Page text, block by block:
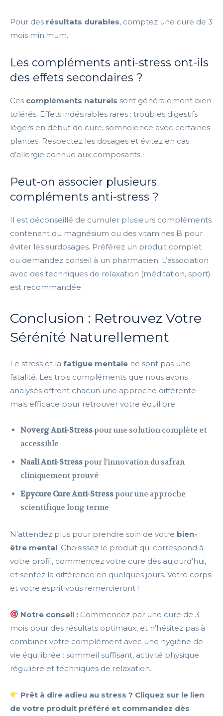
Pour des résultats durables, comptez une cure de 3
mois minimum.
Les compléments anti-stress ont-ils
des effets secondaires ?
Ces compléments naturels sont généralement bien
tolérés. Effets indésirables rares : troubles digestifs
légers en début de cure, somnolence avec certaines
plantes. Respectez les dosages et évitez en cas
d’allergie connue aux composants.
Peut-on associer plusieurs
compléments anti-stress ?
Il est déconseillé de cumuler plusieurs compléments
contenant du magnésium ou des vitamines B pour
éviter les surdosages. Préférez un produit complet
ou demandez conseil à un pharmacien. L’association
avec des techniques de relaxation (méditation, sport)
est recommandée.
Conclusion : Retrouvez Votre
Sérénité Naturellement
Le stress et la fatigue mentale ne sont pas une
fatalité. Les trois compléments que nous avons
analysés offrent chacun une approche différente
mais efficace pour retrouver votre équilibre :
Noverg Anti-Stress pour une solution complète et
accessible
Naali Anti-Stress pour l’innovation du safran
cliniquement prouvé
Epycure Cure Anti-Stress pour une approche
scientifique long terme
N’attendez plus pour prendre soin de votre bien-
être mental. Choisissez le produit qui correspond à
votre profil, commencez votre cure dès aujourd’hui,
et sentez la différence en quelques jours. Votre corps
et votre esprit vous remercieront !
Notre conseil : Commencez par une cure de 3
mois pour des résultats optimaux, et n’hésitez pas à
combiner votre complément avec une hygiène de
vie équilibrée : sommeil suffisant, activité physique
régulière et techniques de relaxation.
Prêt à dire adieu au stress ? Cliquez sur le lien
de votre produit préféré et commandez dès